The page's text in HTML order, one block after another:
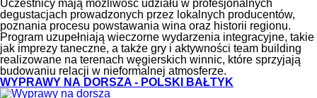
Uczestnicy mają możliwość udziału w profesjonalnych
degustacjach prowadzonych przez lokalnych producentów,
poznania procesu powstawania wina oraz historii regionu.
Program uzupełniają wieczorne wydarzenia integracyjne, takie
jak imprezy taneczne, a także gry i aktywności team building
realizowane na terenach węgierskich winnic, które sprzyjają
budowaniu relacji w nieformalnej atmosferze.
WYPRAWY NA DORSZA - POLSKI BAŁTYK